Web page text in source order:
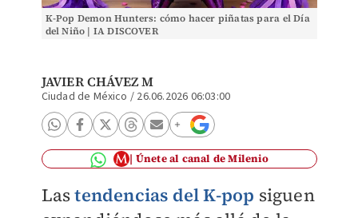
K-Pop Demon Hunters: cómo hacer piñatas para el Día
del Niño | IA DISCOVER
JAVIER CHÁVEZ M
Ciudad de México / 26.06.2026 06:03:00
Únete al canal de Milenio
Lastendencias del K-pop siguen